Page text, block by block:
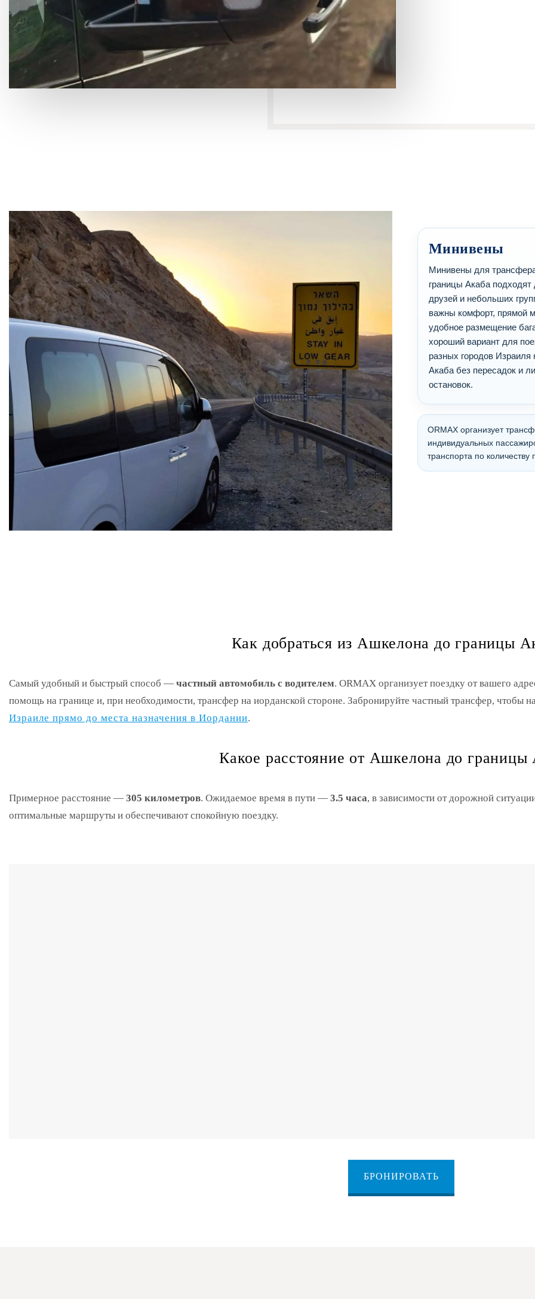
Минивены
Минивены для
границы Акаба подходят
друзей и небольших
важны комфорт, прямой
удобное размещение
хороший вариант для
разных городов Израиля
Акаба без пересадок и
остановок.
ORMAX организует
индивидуальных
транспорта по
Как добраться из Ашкелона до границы
Самый удобный и быстрый способ — частный автомобиль с водителем. ORMAX организует поездку от вашего
помощь на границе и, при необходимости, трансфер на иорданской стороне. Забронируйте частный трансфер, чтобы
Израиле прямо до места назначения в Иордании.
Какое расстояние от Ашкелона до границы
Примерное расстояние — 305 километров. Ожидаемое время в пути — 3.5 часа, в зависимости от дорожной
оптимальные маршруты и обеспечивают спокойную поездку.
БРОНИРОВАТЬ